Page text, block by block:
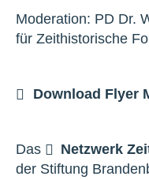
Moderation: PD Dr.
für Zeithistorische
Download Flyer
Das Netzwerk
der Stiftung